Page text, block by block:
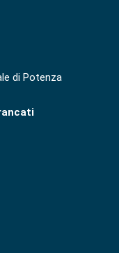
di Potenza